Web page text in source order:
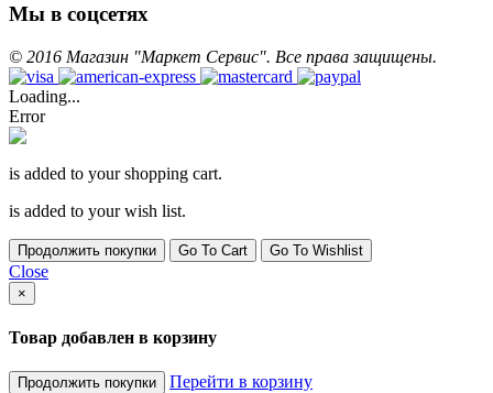
Мы в соцсетях
© 2016 Магазин "Маркет Сервис". Все права защищены.
Loading...
Error
is added to your shopping cart.
is added to your wish list.
Продолжить покупки Go To Cart Go To Wishlist
Close
×
Товар добавлен в корзину
Продолжить покупки Перейти в корзину